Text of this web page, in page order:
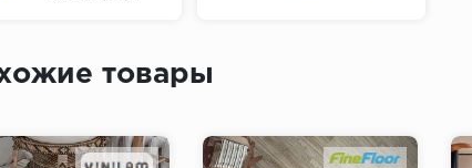
товары